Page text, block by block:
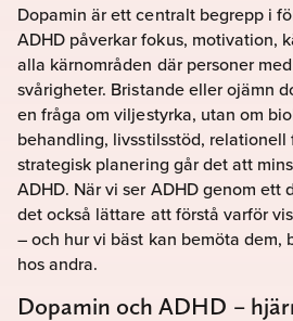
Dopamin är ett centralt begrepp i
ADHD påverkar fokus, motivation,
alla kärnområden där personer
svårigheter. Bristande eller ojämn
en fråga om viljestyrka, utan om
behandling, livsstilsstöd, relationell
strategisk planering går det att
ADHD. När vi ser ADHD genom ett
det också lättare att förstå varför
– och hur vi bäst kan bemöta dem,
hos andra.
Dopamin och ADHD –